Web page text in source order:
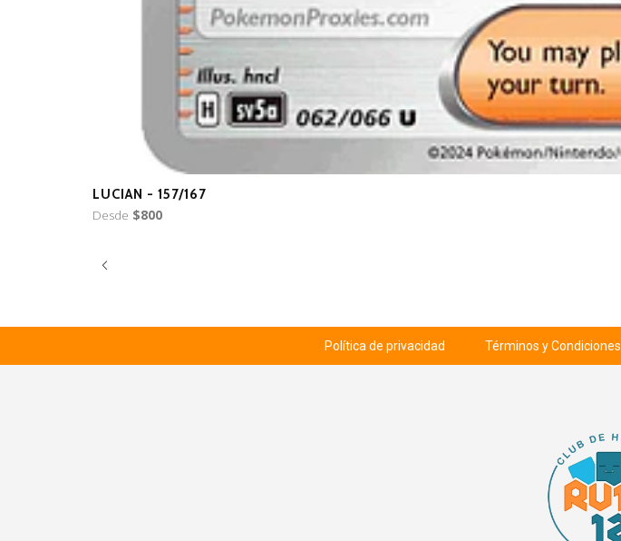
LUCIAN - 157/167
Desde $800
Política de privacidad Términos y Condiciones